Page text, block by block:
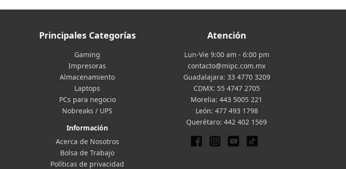
Principales Categorías
Gaming
Impresoras
Almacenamiento
Laptops
PCs para negocio
Nobreaks / UPS
Información
Acerca de Nosotros
Bolsa de Trabajo
Políticas de privacidad
Atención
Lun-Vie 9:00 am - 6:00 pm
contacto@mipc.com.mx
Guadalajara: 33 4770 3209
CDMX: 55 4747 2705
Morelia: 443 5005 221
León: 477 493 1798
Querétaro: 442 402 1569